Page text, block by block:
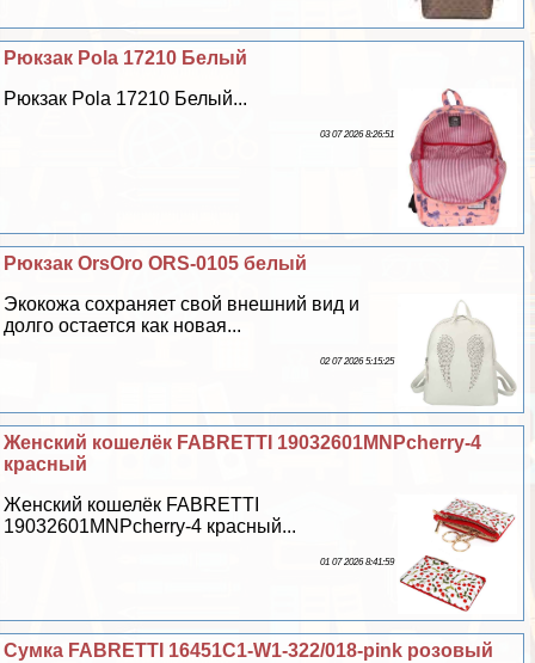
Рюкзак Pola 17210 Белый
Рюкзак Pola 17210 Белый...
03 07 2026 8:26:51
Рюкзак OrsOro ORS-0105 белый
Экокожа сохраняет свой внешний вид и
долго остается как новая...
02 07 2026 5:15:25
Женский кошелёк FABRETTI 19032601MNPcherry-4
красный
Женский кошелёк FABRETTI
19032601MNPcherry-4 красный...
01 07 2026 8:41:59
Сумка FABRETTI 16451C1-W1-322/018-pink розовый